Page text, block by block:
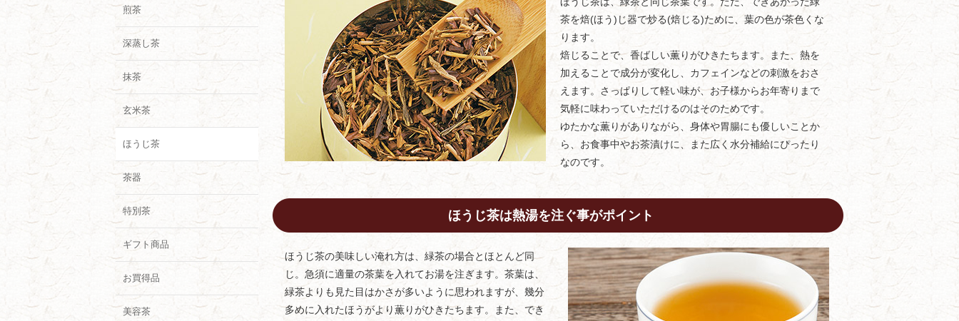
煎茶
深蒸し茶
抹茶
玄米茶
ほうじ茶
茶器
特別茶
ギフト商品
お買得品
美容茶
茶を焙(ほう)じ器で炒る(焙じる)ために、葉の色が茶色くな
ります。
焙じることで、香ばしい薫りがひきたちます。また、熱を
加えることで成分が変化し、カフェインなどの刺激をおさ
えます。さっぱりして軽い味が、お子様からお年寄りまで
気軽に味わっていただけるのはそのためです。
ゆたかな薫りがありながら、身体や胃腸にも優しいことか
ら、お食事中やお茶漬けに、また広く水分補給にぴったり
なのです。
ほうじ茶は熱湯を注ぐ事がポイント
ほうじ茶の美味しい淹れ方は、緑茶の場合とほとんど同
じ。急須に適量の茶葉を入れてお湯を注ぎます。茶葉は、
緑茶よりも見た目はかさが多いように思われますが、幾分
多めに入れたほうがより薫りがひきたちます。また、でき